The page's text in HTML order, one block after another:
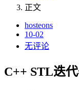
正文
hosteons
10-02
无评论
C++ STL迭